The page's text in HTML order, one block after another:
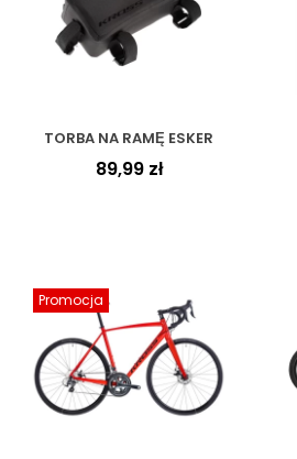
TORBA NA RAMĘ ESKER
89,99 zł
Promocja